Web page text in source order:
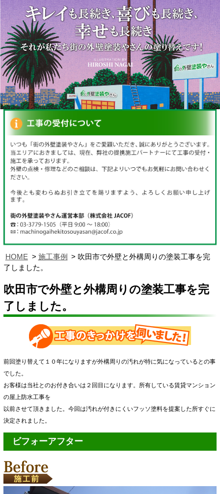
HOME 施工事例
吹田市で外壁と外構周りの塗装工事を完
了しました。
吹田市で外壁と外構周りの塗装工事を完
了しました。
前回塗り替えて１０年になりますが外構周りの汚れが特に気になっているとの事
でした。
お客様は当社とのお付き合いは２回目になります。所有している賃貸マンション
の屋上防水工事を
以前させて頂きました。今回は汚れが付きにくいフッソ塗料を提案した所すぐに
決定されました。
ビフォーアフター